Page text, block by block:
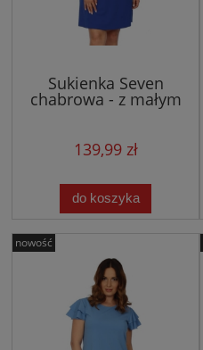
Sukienka Seven
chabrowa - z małym
rękawkiem w literkę A
139,99 zł
do koszyka
nowość